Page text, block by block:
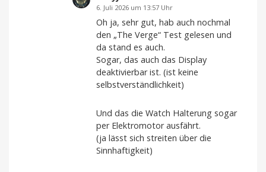
6. Juli 2026 um 13:57 Uhr
Oh ja, sehr gut, hab auch nochmal
den „The Verge“ Test gelesen und
da stand es auch.
Sogar, das auch das Display
deaktivierbar ist. (ist keine
selbstverständlichkeit)
Und das die Watch Halterung sogar
per Elektromotor ausfährt.
(ja lässt sich streiten über die
Sinnhaftigkeit)